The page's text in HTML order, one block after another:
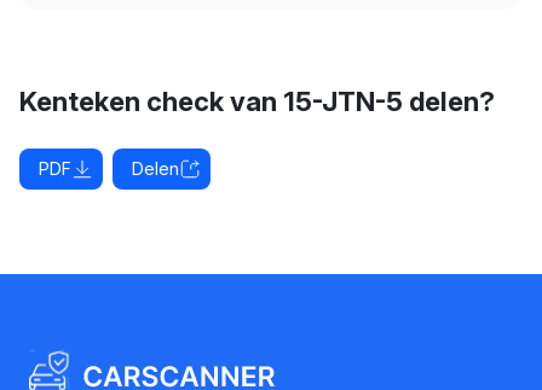
Kenteken check van 15-JTN-5 delen?
PDF Delen